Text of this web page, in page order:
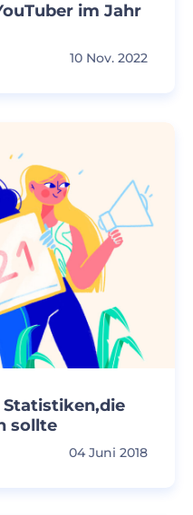
im Jahr
10 Nov. 2022
sollte
04 Juni 2018